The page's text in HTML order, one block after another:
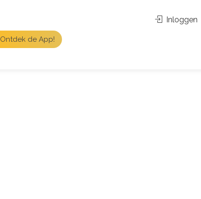
Ontdek de App!
Inloggen